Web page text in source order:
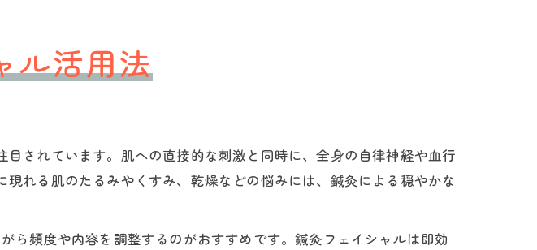
ル活用法
されています。肌への直接的な刺激と同時に、全身の自律神経や血行
れる肌のたるみやくすみ、乾燥などの悩みには、鍼灸による穏やかな
ら頻度や内容を調整するのがおすすめです。鍼灸フェイシャルは即効